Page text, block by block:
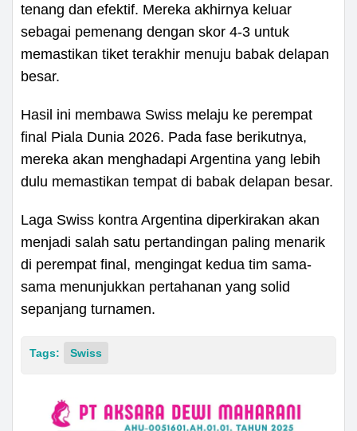
tenang dan efektif. Mereka akhirnya keluar
sebagai pemenang dengan skor 4-3 untuk
memastikan tiket terakhir menuju babak delapan
besar.
Hasil ini membawa Swiss melaju ke perempat
final Piala Dunia 2026. Pada fase berikutnya,
mereka akan menghadapi Argentina yang lebih
dulu memastikan tempat di babak delapan besar.
Laga Swiss kontra Argentina diperkirakan akan
menjadi salah satu pertandingan paling menarik
di perempat final, mengingat kedua tim sama-
sama menunjukkan pertahanan yang solid
sepanjang turnamen.
Tags: Swiss